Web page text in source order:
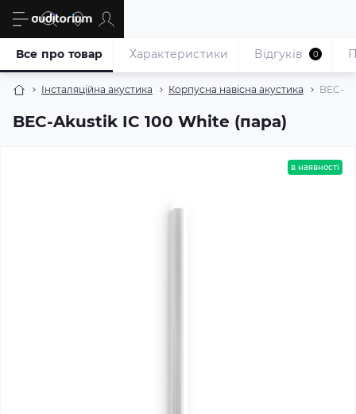
Інсталяційна акустика Корпусна навісна акустика BEC-
BEC-Akustik IC 100 White (пара)
Все про товар Характеристики Відгуків 0
в наявності